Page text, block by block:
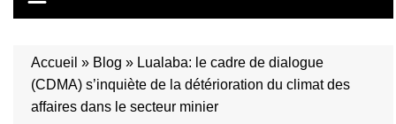
Accueil » Blog » Lualaba: le cadre de dialogue
(CDMA) s’inquiète de la détérioration du climat des
affaires dans le secteur minier